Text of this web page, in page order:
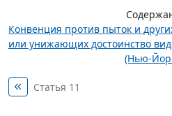
Конвенция против пыток и
или унижающих достоинство
(Нью-
Статья 11